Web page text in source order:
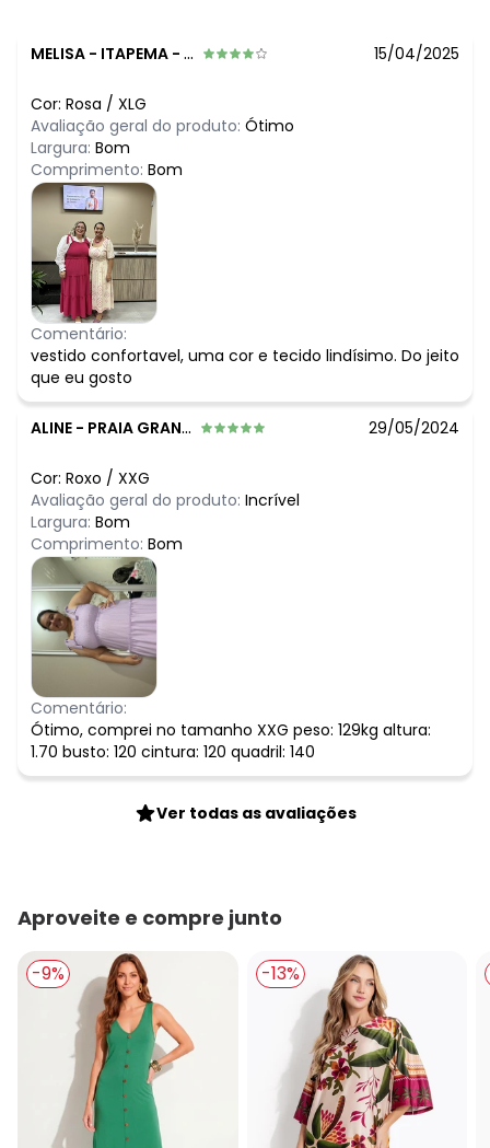
MELISA - ITAPEMA - SC 15/04/2025
Cor: Rosa / XLG
Avaliação geral do produto: Ótimo
Largura: Bom
Comprimento: Bom
Comentário:
vestido confortavel, uma cor e tecido lindísimo. Do jeito
que eu gosto
ALINE - PRAIA GRANDE - SP 29/05/2024
Cor: Roxo / XXG
Avaliação geral do produto: Incrível
Largura: Bom
Comprimento: Bom
Comentário:
Ótimo, comprei no tamanho XXG peso: 129kg altura:
1.70 busto: 120 cintura: 120 quadril: 140
Ver todas as avaliações
Aproveite e compre junto
-9% -13%